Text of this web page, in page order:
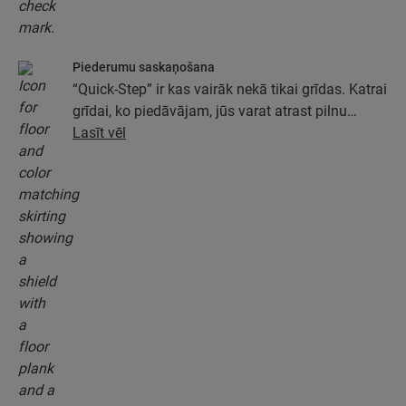
Piederumu saskaņošana
“Quick-Step” ir kas vairāk nekā tikai grīdas. Katrai
grīdai, ko piedāvājam, jūs varat atrast pilnu
piederumu kolekciju, tostarp pamatus, apdares
Lasīt vēl